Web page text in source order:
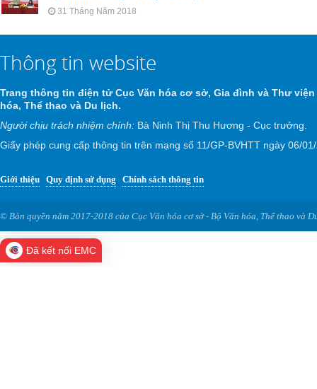
31 Tháng Năm 2018
Thông tin website
Trang thông tin điện tử Cục Văn hóa cơ sở, Gia đình và Thư viện
hóa, Thể thao và Du lịch.
Người chịu trách nhiệm chính: Bà Ninh Thị Thu Hương - Cục trưởng.
Giấy phép cung cấp thông tin trên mạng số 11/GP-BVHTT ngày 06/
Giới thiệu Quy định sử dụng Chính sách thông tin
© Bản quyền năm 2017-2018 của Cục Văn hóa cơ sở - Bộ Văn hóa, Thể thao và
Đã kết nối EMC